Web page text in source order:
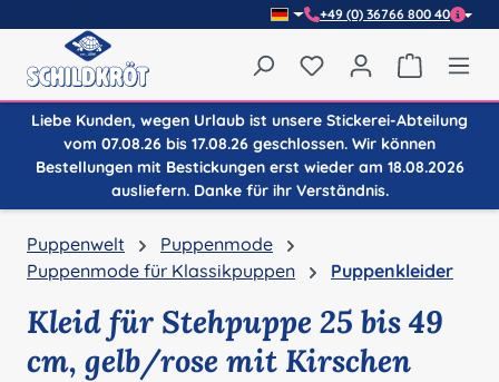
+49 (0) 36766 800 40
Du hast 0 Produkte
Liebe Kunden, wegen Urlaub ist unsere Stickerei-Abteilung
vom 07.08.26 bis 17.08.26 geschlossen. Wir können
Bestellungen mit Bestickungen erst wieder am 18.08.2026
ausliefern. Danke für ihr Verständnis.
Puppenwelt
Puppenmode
Puppenmode für Klassikpuppen
Puppenkleider
Kleid für Stehpuppe 25 bis 49
cm, gelb/rose mit Kirschen